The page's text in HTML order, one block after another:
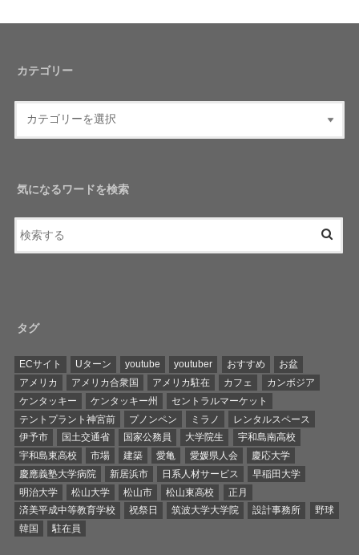
カテゴリー
気になるワードを検索
タグ
ECサイト Uターン youtube youtuber おすすめ
お盆
アメリカ
アメリカ合衆国 アメリカ駐在 カフェ
カンボジア
ケンタッキー
ケンタッキー州
セントラルマーケット
テントプラント神宮前
プノンペン ミラノ
レンタルスペース
伊予市
国土交通省 国家公務員 大学院生
宇和島南高校
宇和島東高校
市場 建築 愛亀 愛媛県人会
慶応大学
慶應義塾大学病院
新居浜市 日系人材サービス
早稲田大学
明治大学
松山大学 松山市 松山東高校
正月
済美平成中等教育学校
祝祭日 筑波大学大学院 設計事務所
野球
韓国
駐在員